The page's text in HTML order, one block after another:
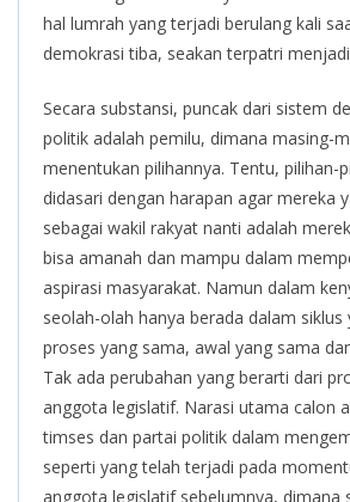
hal lumrah yang terjadi berulang kali
demokrasi tiba, seakan terpatri
Secara substansi, puncak dari sistem
politik adalah pemilu, dimana masing-
menentukan pilihannya. Tentu, pilihan-
didasari dengan harapan agar mereka
sebagai wakil rakyat nanti adalah
bisa amanah dan mampu dalam
aspirasi masyarakat. Namun dalam
seolah-olah hanya berada dalam siklus
proses yang sama, awal yang sama
Tak ada perubahan yang berarti dari
anggota legislatif. Narasi utama calon
timses dan partai politik dalam
seperti yang telah terjadi pada
anggota legislatif sebelumnya, dimana